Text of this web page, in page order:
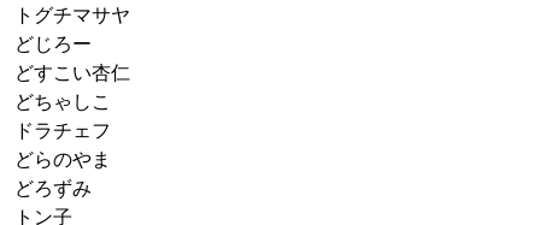
トグチマサヤ
どじろー
どすこい杏仁
どちゃしこ
ドラチェフ
どらのやま
どろずみ
トン子